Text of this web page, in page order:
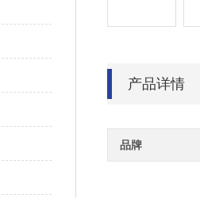
产品详情
品牌